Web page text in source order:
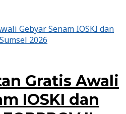
Gratis Awali
IOSKI dan